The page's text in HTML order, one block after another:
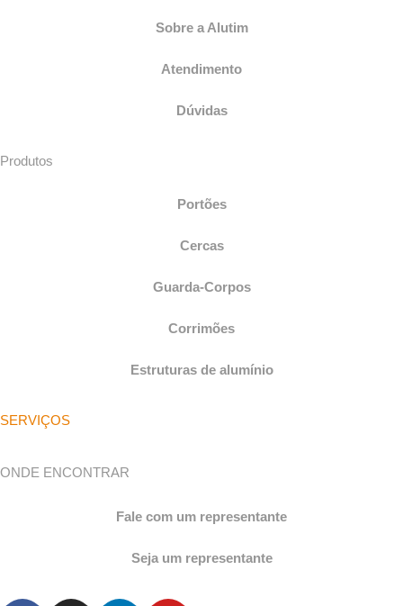
Sobre a Alutim
Atendimento
Dúvidas
Produtos
Portões
Cercas
Guarda-Corpos
Corrimões
Estruturas de alumínio
SERVIÇOS
ONDE ENCONTRAR
Fale com um representante
Seja um representante